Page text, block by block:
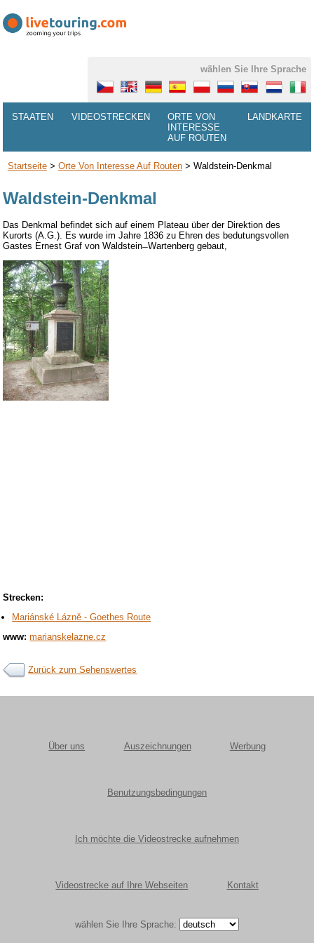
wählen Sie Ihre Sprache
STAATEN VIDEOSTRECKEN
ORTE VON
INTERESSE
AUF ROUTEN
LANDKARTE
Startseite> Orte Von Interesse Auf Routen> Waldstein-Denkmal
Waldstein-Denkmal
Das Denkmal befindet sich auf einem Plateau über der Direktion des
Kurorts (A.G.).
Es wurde im Jahre 1836 zu Ehren des bedutungsvollen
Gastes Ernest Graf von Waldstein ̶ Wartenberg gebaut
Strecken:
Mariánské Lázně - Goethes Route
www: marianskelazne.cz
Zurück zum Sehenswertes
Über uns Auszeichnungen Werbung
Benutzungsbedingungen
Ich möchte die Videostrecke aufnehmen
Videostrecke auf Ihre Webseiten Kontakt
wählen Sie Ihre Sprache: